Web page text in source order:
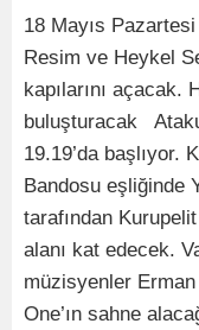
18 Mayıs
Resim ve Heykel
kapılarını açacak.
buluşturacak
19.19’da başlıyor.
Bandosu eşliğinde
tarafından
alanı kat edecek.
müzisyenler
One’ın sahne